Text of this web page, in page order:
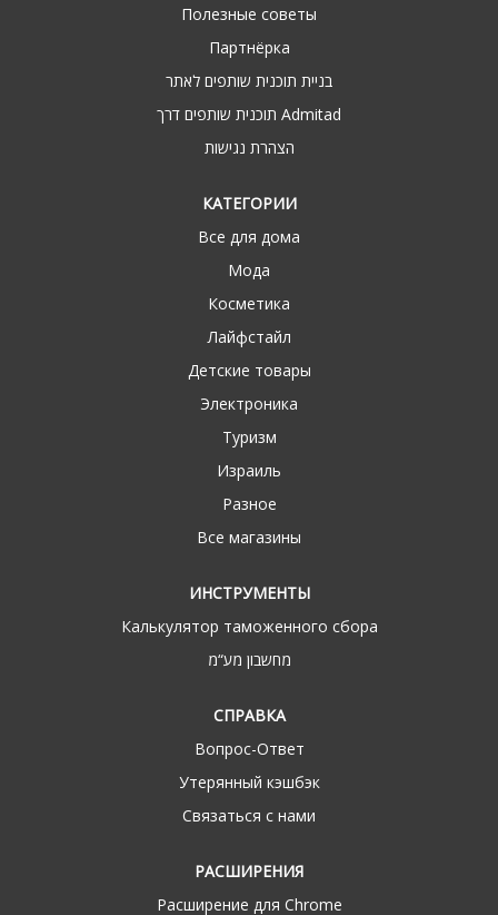
Полезные советы
Партнёрка
בניית תוכנית שותפים לאתר
תוכנית שותפים דרך Admitad
הצהרת נגישות
КАТЕГОРИИ
Все для дома
Мода
Косметика
Лайфстайл
Детские товары
Электроника
Туризм
Израиль
Разное
Все магазины
ИНСТРУМЕНТЫ
Калькулятор таможенного сбора
מחשבון מע“מ
СПРАВКА
Вопрос-Ответ
Утерянный кэшбэк
Связаться с нами
РАСШИРЕНИЯ
Расширение для Chrome